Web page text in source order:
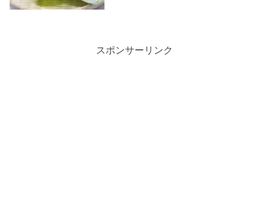
スポンサーリンク